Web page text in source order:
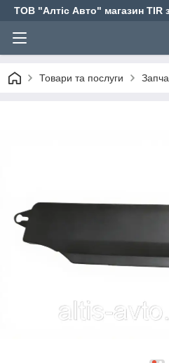
ТОВ "Алтіс Авто" магазин TIR
Товари та послуги